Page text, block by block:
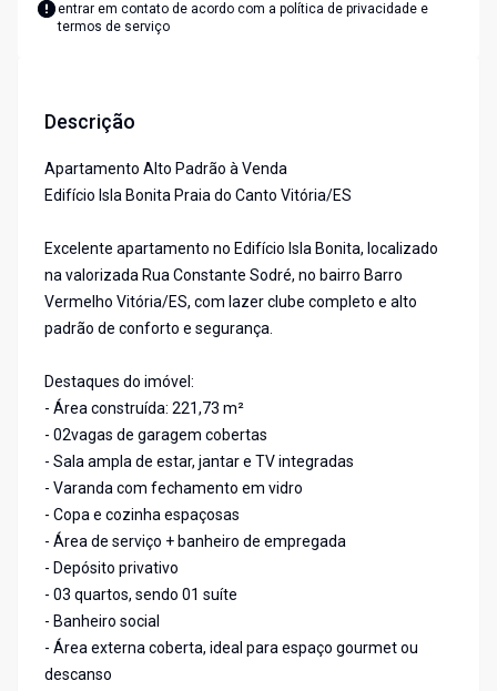
entrar em contato de acordo com a política de privacidade e
termos de serviço
Descrição
Apartamento Alto Padrão à Venda
Edifício Isla Bonita Praia do Canto Vitória/ES
Excelente apartamento no Edifício Isla Bonita, localizado
na valorizada Rua Constante Sodré, no bairro Barro
Vermelho Vitória/ES, com lazer clube completo e alto
padrão de conforto e segurança.
Destaques do imóvel:
- Área construída: 221,73 m²
- 02vagas de garagem cobertas
- Sala ampla de estar, jantar e TV integradas
- Varanda com fechamento em vidro
- Copa e cozinha espaçosas
- Área de serviço + banheiro de empregada
- Depósito privativo
- 03 quartos, sendo 01 suíte
- Banheiro social
- Área externa coberta, ideal para espaço gourmet ou
descanso